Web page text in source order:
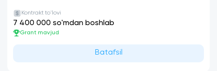
Kontrakt to'lovi
7 400 000 so'mdan boshlab
Grant mavjud
Batafsil